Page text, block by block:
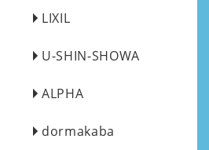
LIXIL
U-SHIN-SHOWA
ALPHA
dormakaba